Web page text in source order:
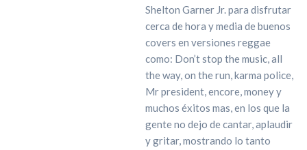
Shelton Garner Jr. para disfrutar
cerca de hora y media de buenos
covers en versiones reggae
como: Don’t stop the music, all
the way, on the run, karma police,
Mr president, encore, money y
muchos éxitos mas, en los que la
gente no dejo de cantar, aplaudir
y gritar, mostrando lo tanto